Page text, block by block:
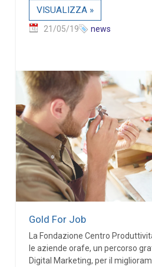
VISUALIZZA »
21/05/19 news
Gold For Job
La Fondazione Centro
le aziende orafe, un percorso
Digital Marketing, per il